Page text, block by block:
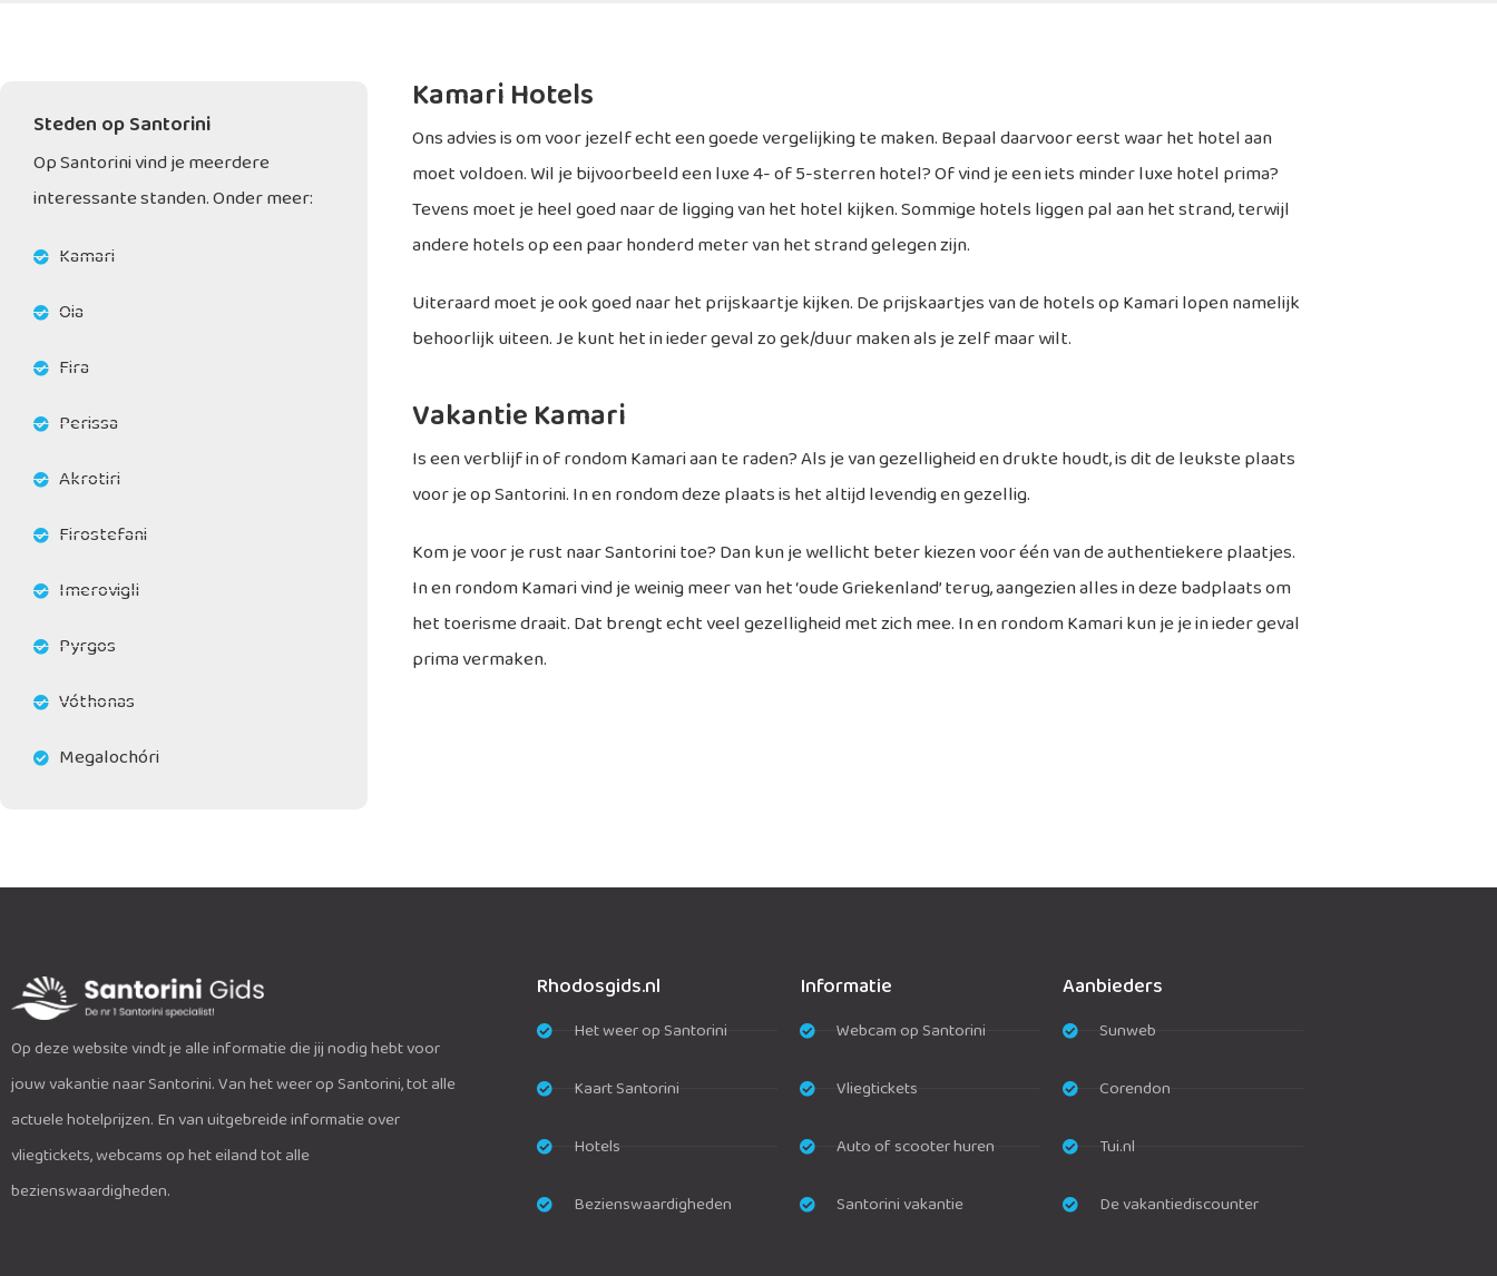
Steden op Santorini
Op Santorini vind je meerdere
interessante standen. Onder meer:
Kamari
Oia
Fira
Perissa
Akrotiri
Firostefani
Imerovigli
Pyrgos
Vóthonas
Megalochóri
Kamari Hotels
Ons advies is om voor jezelf echt een goede vergelijking te maken. Bepaal daarvoor eerst waar het hotel aan
moet voldoen. Wil je bijvoorbeeld een luxe 4- of 5-sterren hotel? Of vind je een iets minder luxe hotel prima?
Tevens moet je heel goed naar de ligging van het hotel kijken. Sommige hotels liggen pal aan het strand, terwijl
andere hotels op een paar honderd meter van het strand gelegen zijn.
Uiteraard moet je ook goed naar het prijskaartje kijken. De prijskaartjes van de hotels op Kamari lopen namelijk
behoorlijk uiteen. Je kunt het in ieder geval zo gek/duur maken als je zelf maar wilt.
Vakantie Kamari
Is een verblijf in of rondom Kamari aan te raden? Als je van gezelligheid en drukte houdt, is dit de leukste plaats
voor je op Santorini. In en rondom deze plaats is het altijd levendig en gezellig.
Kom je voor je rust naar Santorini toe? Dan kun je wellicht beter kiezen voor één van de authentiekere plaatjes.
In en rondom Kamari vind je weinig meer van het ‘oude Griekenland’ terug, aangezien alles in deze badplaats om
het toerisme draait. Dat brengt echt veel gezelligheid met zich mee. In en rondom Kamari kun je je in ieder geval
prima vermaken.
Op deze website vindt je alle informatie die jij nodig hebt voor
jouw vakantie naar Santorini. Van het weer op Santorini, tot alle
actuele hotelprijzen. En van uitgebreide informatie over
vliegtickets, webcams op het eiland tot alle
bezienswaardigheden.
Rhodosgids.nl
Het weer op Santorini
Kaart Santorini
Hotels
Bezienswaardigheden
Informatie
Webcam op Santorini
Vliegtickets
Auto of scooter huren
Santorini vakantie
Aanbieders
Sunweb
Corendon
Tui.nl
De vakantiediscounter